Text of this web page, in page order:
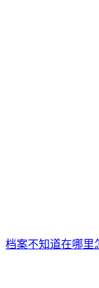
档案不知道在哪里